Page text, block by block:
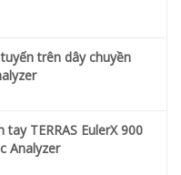
trên dây chuyền
TERRAS EulerX 900
Analyzer